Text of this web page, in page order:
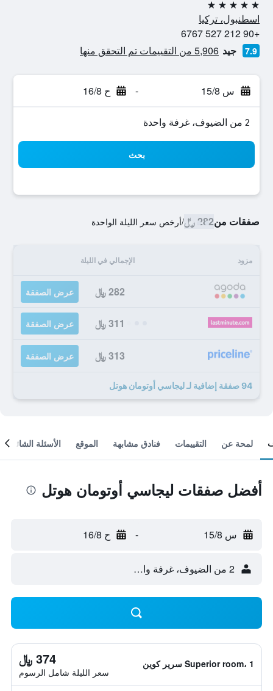
5 نجوم
اسطنبول، تركيا
+90 212 527 6767
7.9 جيد 5,906 من التقييمات تم التحقق منها
س 15/8 - ح 16/8
2 من الضيوف، غرفة واحدة
بحث
صفقات من282 ﷼ /أرخص سعر الليلة الواحدة
مزود الإجمالي في الليلة
282 ﷼ عرض الصفقة
311 ﷼ عرض الصفقة
313 ﷼ عرض الصفقة
94 صفقة إضافية لـ ليجاسي أوتومان هوتل
لمحة عن التقييمات فنادق مشابهة الموقع الأسئلة الشائعة
أفضل صفقات ليجاسي أوتومان هوتل
س 15/8 - ح 16/8
2 من الضيوف، غرفة واحدة
Superior room، 1 سرير كوين 374 ﷼
سعر الليلة شامل الرسوم